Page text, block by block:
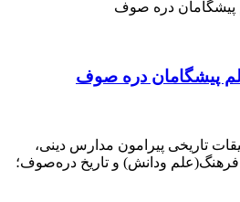
پیشگامان دره صوف
تاریخی پیرامون مدارس دینی،
فرهنگ(علم ودانش) و تاریخ دره‌صوف؛